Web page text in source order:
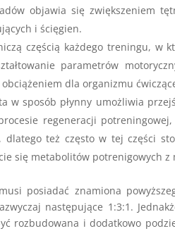
objawia się zwiększeniem
i ścięgien.
częścią każdego treningu,
parametrów
dla organizmu
w sposób płynny umożliwia
regeneracji
dlatego też często w tej części
się metabolitów potrenigowych z
posiadać znamiona
następujące 1:3:1.
rozbudowana i dodatkowo